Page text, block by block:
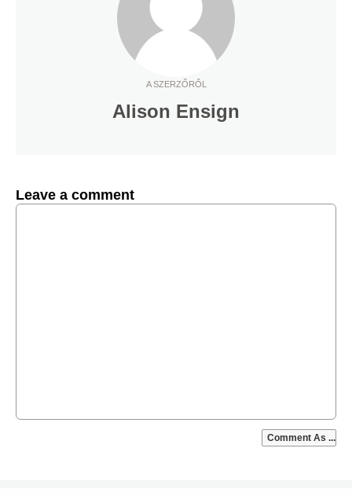
A SZERZŐRŐL
Alison Ensign